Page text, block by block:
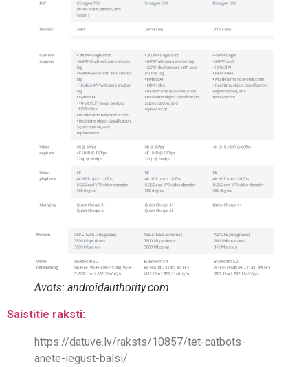
Avots: androidauthority.com
Saistītie raksti:
https://datuve.lv/raksts/10857/tet-catbots-
anete-iegust-balsi/